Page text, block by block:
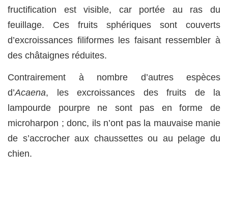
fructification est visible, car portée au ras du
feuillage. Ces fruits sphériques sont couverts
d’excroissances filiformes les faisant ressembler à
des châtaignes réduites.
Contrairement à nombre d’autres espèces
d’Acaena, les excroissances des fruits de la
lampourde pourpre ne sont pas en forme de
microharpon ; donc, ils n’ont pas la mauvaise manie
de s’accrocher aux chaussettes ou au pelage du
chien.